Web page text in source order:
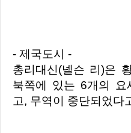
- 제국도시 -
총리대신(넬슨 리)은
북쪽에 있는 6개의 요
고, 무역이 중단되었다